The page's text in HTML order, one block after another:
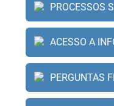
PROCESSOS
ACESSO A
PERGUNTAS